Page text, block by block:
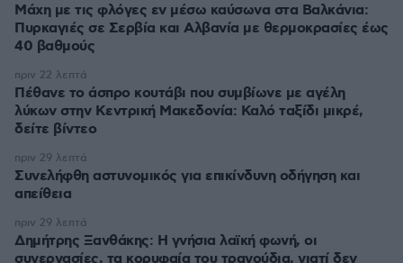
Μάχη με τις φλόγες εν μέσω καύσωνα στα Βαλκάνια:
Πυρκαγιές σε Σερβία και Αλβανία με θερμοκρασίες έως
40 βαθμούς
Πέθανε το άσπρο κουτάβι που συμβίωνε με αγέλη
λύκων στην Κεντρική Μακεδονία: Καλό ταξίδι μικρέ,
δείτε βίντεο
πριν 22 λεπτά
Συνελήφθη αστυνομικός για επικίνδυνη οδήγηση και
απείθεια
πριν 29 λεπτά
Δημήτρης Ξανθάκης: Η γνήσια λαϊκή φωνή, οι
συνεργασίες, τα κορυφαία του τραγούδια, γιατί δεν
πριν 29 λεπτά